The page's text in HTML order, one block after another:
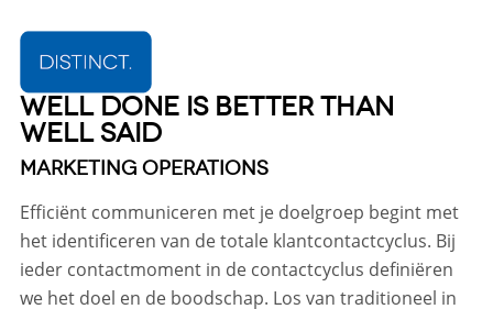
WELL DONE IS BETTER THAN
WELL SAID
MARKETING OPERATIONS
Efficiënt communiceren met je doelgroep begint met
het identificeren van de totale klantcontactcyclus. Bij
ieder contactmoment in de contactcyclus definiëren
we het doel en de boodschap. Los van traditioneel in